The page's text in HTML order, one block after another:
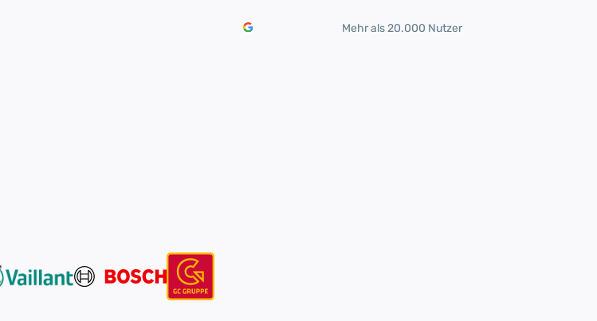
Mehr als 20.000 Nutzer